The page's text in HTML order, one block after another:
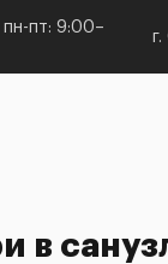
пт: 9:00–
в